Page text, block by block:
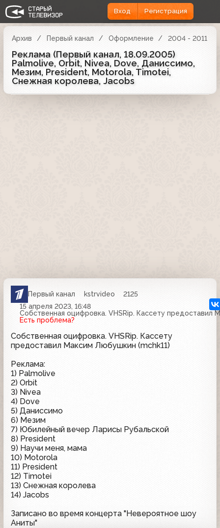
Вход Регистрация
Архив Первый канал Оформление 2004 - 2011
Реклама (Первый канал, 18.09.2005)
Palmolive, Orbit, Nivea, Dove, Даниссимо,
Мезим, President, Motorola, Timotei,
Снежная королева, Jacobs
Первый канал kstrvideo
2125
15 апреля 2023, 16:48
Собственная оцифровка. VHSRip. Кассету предоставил
Есть проблема?
Собственная оцифровка. VHSRip. Кассету
предоставил Максим Любушкин (mchk11)
Реклама:
1) Palmolive
2) Orbit
3) Nivea
4) Dove
5) Даниссимо
6) Мезим
7) Юбилейный вечер Ларисы Рубальской
8) President
9) Научи меня, мама
10) Motorola
11) President
12) Timotei
13) Снежная королева
14) Jacobs
Записано во время концерта "Невероятное шоу
Аниты"